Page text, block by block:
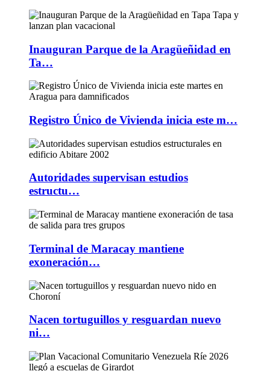
Inauguran Parque de la Aragüeñidad en
Ta…
Registro Único de Vivienda inicia este m…
Autoridades supervisan estudios
estructu…
Terminal de Maracay mantiene
exoneración…
Nacen tortuguillos y resguardan nuevo
ni…